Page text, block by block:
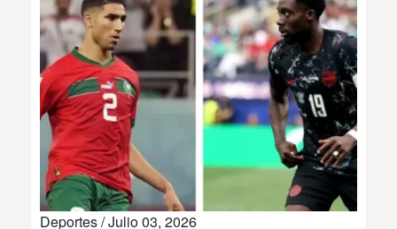
MULTIMEDIA
IMPRESO
Deportes /Julio 03, 2026